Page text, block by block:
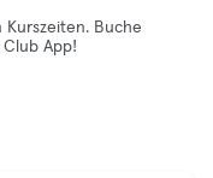
Buche
App!